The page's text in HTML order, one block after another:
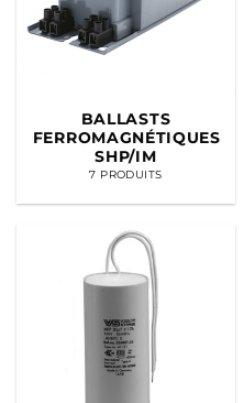
BALLASTS
FERROMAGNÉTIQUES
SHP/IM
7 PRODUITS